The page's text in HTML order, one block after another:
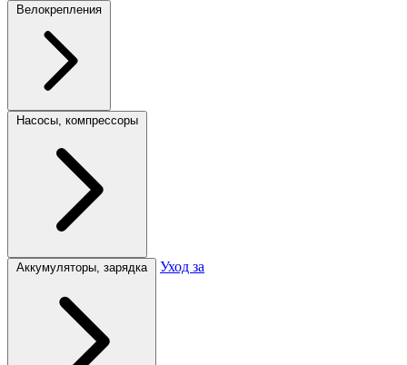
Велокрепления
Насосы, компрессоры
Аккумуляторы, зарядка Уход за